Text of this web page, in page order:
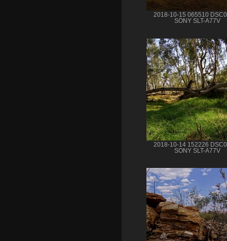
2018-10-15 065510
SONY SLT-A77V
2018-10-14 152226
SONY SLT-A77V